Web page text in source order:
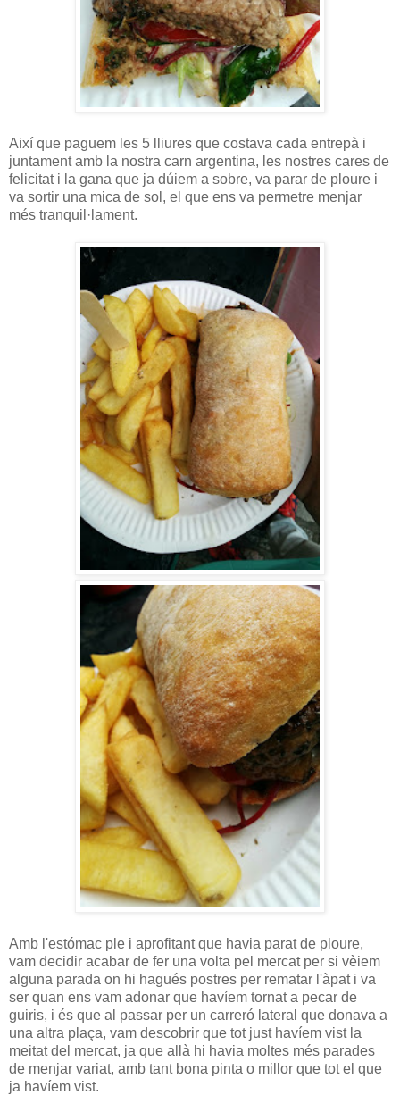
Així que paguem les 5 lliures que costava cada entrepà i
juntament amb la nostra carn argentina, les nostres cares de
felicitat i la gana que ja dúiem a sobre, va parar de ploure i
va sortir una mica de sol, el que ens va permetre menjar
més tranquil·lament.
Amb l'estómac ple i aprofitant que havia parat de ploure,
vam decidir acabar de fer una volta pel mercat per si vèiem
alguna parada on hi hagués postres per rematar l'àpat i va
ser quan ens vam adonar que havíem tornat a pecar de
guiris, i és que al passar per un carreró lateral que donava a
una altra plaça, vam descobrir que tot just havíem vist la
meitat del mercat, ja que allà hi havia moltes més parades
de menjar variat, amb tant bona pinta o millor que tot el que
ja havíem vist.